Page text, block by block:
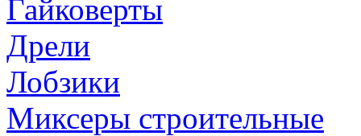
Гайковерты
Дрели
Лобзики
Миксеры строительные